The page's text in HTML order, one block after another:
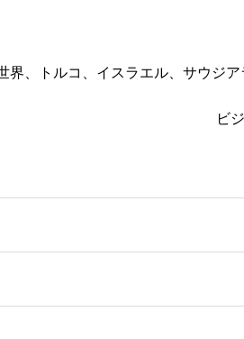
、トルコ、イスラエル、サウジア
ビ